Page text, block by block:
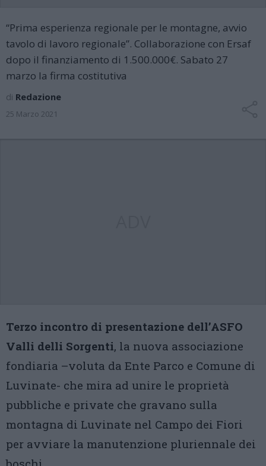
“Prima esperienza regionale per le montagne, avvio
tavolo di lavoro regionale”. Collaborazione con Ersaf
dopo il finanziamento di 1.500.000€. Sabato 27
marzo la firma costitutiva
di Redazione
25 Marzo 2021
Terzo incontro di presentazione dell’ASFO
Valli delli Sorgenti, la nuova associazione
fondiaria –voluta da Ente Parco e Comune di
Luvinate- che mira ad unire le proprietà
pubbliche e private che gravano sulla
montagna di Luvinate nel Campo dei Fiori
per avviare la manutenzione pluriennale dei